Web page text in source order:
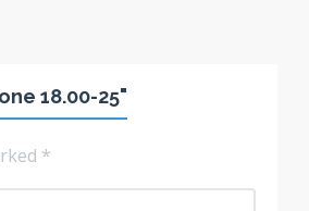
18.00-25"
*